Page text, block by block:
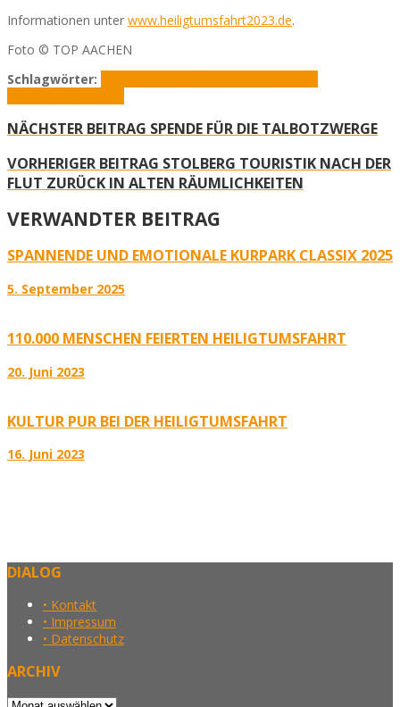
Informationen unter www.heiligtumsfahrt2023.de.
Foto © TOP AACHEN
Schlagwörter:
NÄCHSTER BEITRAG SPENDE FÜR DIE TALBOTZWERGE
VORHERIGER BEITRAG STOLBERG TOURISTIK NACH DER
FLUT ZURÜCK IN ALTEN RÄUMLICHKEITEN
VERWANDTER BEITRAG
SPANNENDE UND EMOTIONALE KURPARK CLASSIX 2025
5. September 2025
110.000 MENSCHEN FEIERTEN HEILIGTUMSFAHRT
20. Juni 2023
KULTUR PUR BEI DER HEILIGTUMSFAHRT
16. Juni 2023
DIALOG
• Kontakt
• Impressum
• Datenschutz
ARCHIV